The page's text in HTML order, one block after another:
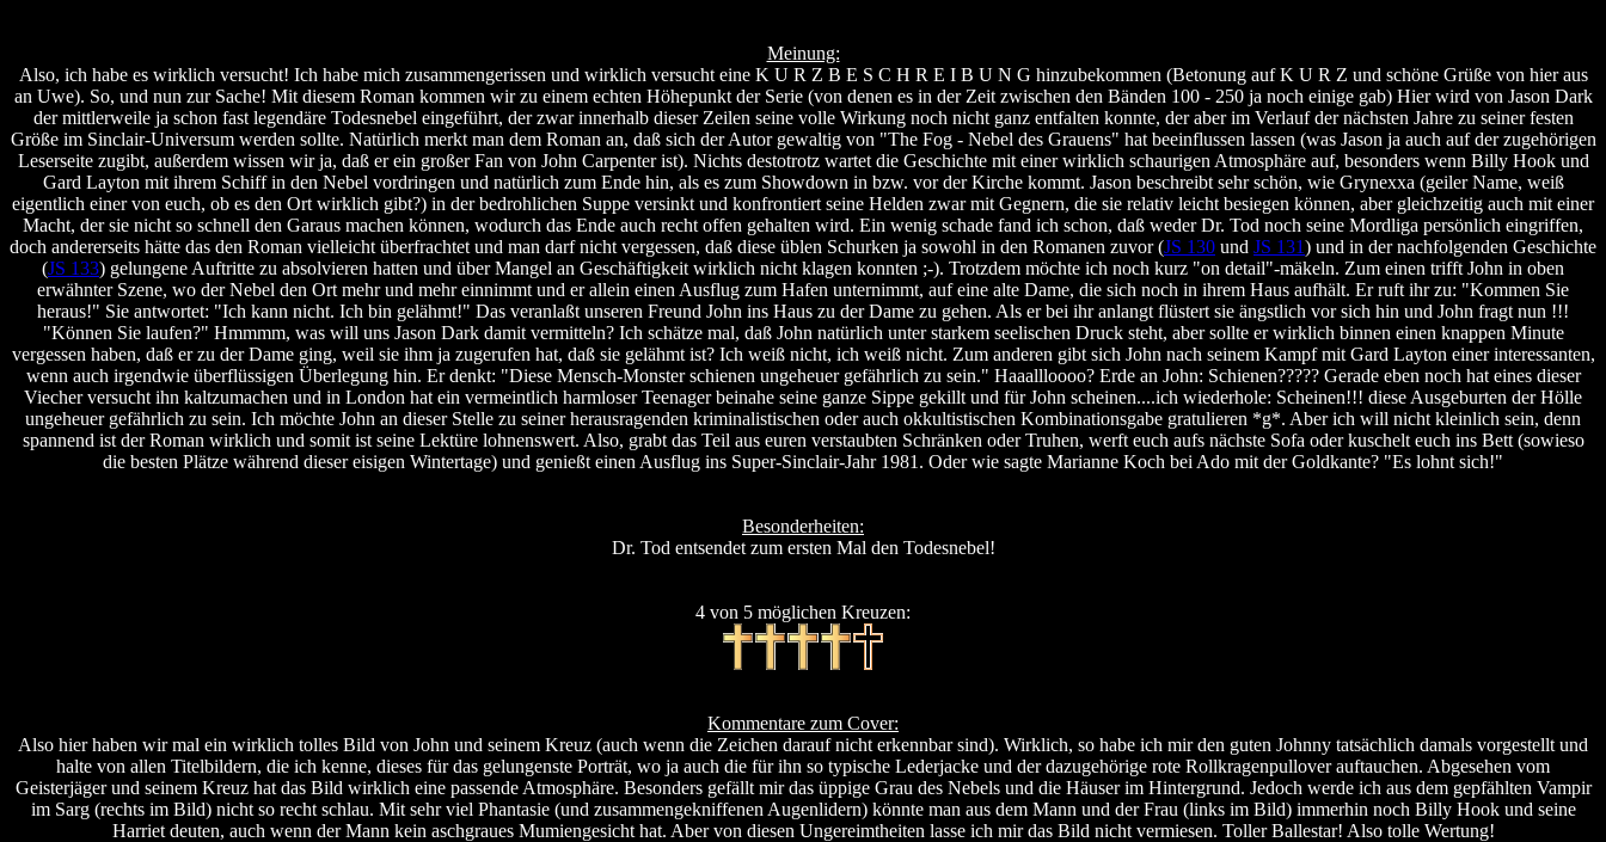
Meinung:
Also, ich habe es wirklich versucht! Ich habe mich zusammengerissen und wirklich versucht eine K U R Z B E S C H R E I B U N G hinzubekommen (Betonung auf K U R Z und schöne Grüße von hier aus
an Uwe). So, und nun zur Sache! Mit diesem Roman kommen wir zu einem echten Höhepunkt der Serie (von denen es in der Zeit zwischen den Bänden 100 - 250 ja noch einige gab) Hier wird von Jason Dark
der mittlerweile ja schon fast legendäre Todesnebel eingeführt, der zwar innerhalb dieser Zeilen seine volle Wirkung noch nicht ganz entfalten konnte, der aber im Verlauf der nächsten Jahre zu seiner festen
Größe im Sinclair-Universum werden sollte. Natürlich merkt man dem Roman an, daß sich der Autor gewaltig von "The Fog - Nebel des Grauens" hat beeinflussen lassen (was Jason ja auch auf der zugehörigen
Leserseite zugibt, außerdem wissen wir ja, daß er ein großer Fan von John Carpenter ist). Nichts destotrotz wartet die Geschichte mit einer wirklich schaurigen Atmosphäre auf, besonders wenn Billy Hook und
Gard Layton mit ihrem Schiff in den Nebel vordringen und natürlich zum Ende hin, als es zum Showdown in bzw. vor der Kirche kommt. Jason beschreibt sehr schön, wie Grynexxa (geiler Name, weiß
eigentlich einer von euch, ob es den Ort wirklich gibt?) in der bedrohlichen Suppe versinkt und konfrontiert seine Helden zwar mit Gegnern, die sie relativ leicht besiegen können, aber gleichzeitig auch mit einer
Macht, der sie nicht so schnell den Garaus machen können, wodurch das Ende auch recht offen gehalten wird. Ein wenig schade fand ich schon, daß weder Dr. Tod noch seine Mordliga persönlich eingriffen,
doch andererseits hätte das den Roman vielleicht überfrachtet und man darf nicht vergessen, daß diese üblen Schurken ja sowohl in den Romanen zuvor (JS 130 und JS 131) und in der nachfolgenden Geschichte
(JS 133) gelungene Auftritte zu absolvieren hatten und über Mangel an Geschäftigkeit wirklich nicht klagen konnten ;-). Trotzdem möchte ich noch kurz "on detail"-mäkeln. Zum einen trifft John in oben
erwähnter Szene, wo der Nebel den Ort mehr und mehr einnimmt und er allein einen Ausflug zum Hafen unternimmt, auf eine alte Dame, die sich noch in ihrem Haus aufhält. Er ruft ihr zu: "Kommen Sie
heraus!" Sie antwortet: "Ich kann nicht. Ich bin gelähmt!" Das veranlaßt unseren Freund John ins Haus zu der Dame zu gehen. Als er bei ihr anlangt flüstert sie ängstlich vor sich hin und John fragt nun !!!
"Können Sie laufen?" Hmmmm, was will uns Jason Dark damit vermitteln? Ich schätze mal, daß John natürlich unter starkem seelischen Druck steht, aber sollte er wirklich binnen einen knappen Minute
vergessen haben, daß er zu der Dame ging, weil sie ihm ja zugerufen hat, daß sie gelähmt ist? Ich weiß nicht, ich weiß nicht. Zum anderen gibt sich John nach seinem Kampf mit Gard Layton einer interessanten,
wenn auch irgendwie überflüssigen Überlegung hin. Er denkt: "Diese Mensch-Monster schienen ungeheuer gefährlich zu sein." Haaallloooo? Erde an John: Schienen????? Gerade eben noch hat eines dieser
Viecher versucht ihn kaltzumachen und in London hat ein vermeintlich harmloser Teenager beinahe seine ganze Sippe gekillt und für John scheinen....ich wiederhole: Scheinen!!! diese Ausgeburten der Hölle
ungeheuer gefährlich zu sein. Ich möchte John an dieser Stelle zu seiner herausragenden kriminalistischen oder auch okkultistischen Kombinationsgabe gratulieren *g*. Aber ich will nicht kleinlich sein, denn
spannend ist der Roman wirklich und somit ist seine Lektüre lohnenswert. Also, grabt das Teil aus euren verstaubten Schränken oder Truhen, werft euch aufs nächste Sofa oder kuschelt euch ins Bett (sowieso
die besten Plätze während dieser eisigen Wintertage) und genießt einen Ausflug ins Super-Sinclair-Jahr 1981. Oder wie sagte Marianne Koch bei Ado mit der Goldkante? "Es lohnt sich!"
Besonderheiten:
Dr. Tod entsendet zum ersten Mal den Todesnebel!
4 von 5 möglichen Kreuzen:
Kommentare zum Cover:
Also hier haben wir mal ein wirklich tolles Bild von John und seinem Kreuz (auch wenn die Zeichen darauf nicht erkennbar sind). Wirklich, so habe ich mir den guten Johnny tatsächlich damals vorgestellt und
halte von allen Titelbildern, die ich kenne, dieses für das gelungenste Porträt, wo ja auch die für ihn so typische Lederjacke und der dazugehörige rote Rollkragenpullover auftauchen. Abgesehen vom
Geisterjäger und seinem Kreuz hat das Bild wirklich eine passende Atmosphäre. Besonders gefällt mir das üppige Grau des Nebels und die Häuser im Hintergrund. Jedoch werde ich aus dem gepfählten Vampir
im Sarg (rechts im Bild) nicht so recht schlau. Mit sehr viel Phantasie (und zusammengekniffenen Augenlidern) könnte man aus dem Mann und der Frau (links im Bild) immerhin noch Billy Hook und seine
Harriet deuten, auch wenn der Mann kein aschgraues Mumiengesicht hat. Aber von diesen Ungereimtheiten lasse ich mir das Bild nicht vermiesen. Toller Ballestar! Also tolle Wertung!